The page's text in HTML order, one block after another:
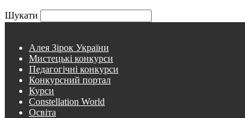
Шукати
Алея Зірок України
Мистецькі конкурси
Педагогічні конкурси
Конкурсний портал
Курси
Constellation World
Освіта